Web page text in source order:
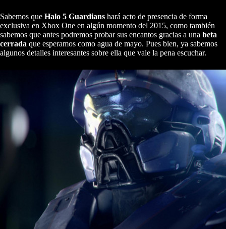
Sabemos que Halo 5 Guardians hará acto de presencia de forma
exclusiva en Xbox One en algún momento del 2015, como también
sabemos que antes podremos probar sus encantos gracias a una beta
cerrada que esperamos como agua de mayo. Pues bien, ya sabemos
algunos detalles interesantes sobre ella que vale la pena escuchar.